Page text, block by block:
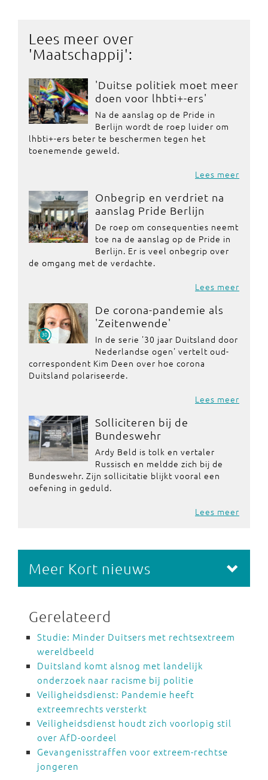
Lees meer over
'Maatschappij':
'Duitse politiek moet meer
doen voor lhbti+-ers'
Na de aanslag op de Pride in
Berlijn wordt de roep luider om
lhbti+-ers beter te beschermen tegen het
toenemende geweld.
Lees meer
Onbegrip en verdriet na
aanslag Pride Berlijn
De roep om consequenties neemt
toe na de aanslag op de Pride in
Berlijn. Er is veel onbegrip over
de omgang met de verdachte.
Lees meer
De corona-pandemie als
'Zeitenwende'
In de serie '30 jaar Duitsland door
Nederlandse ogen' vertelt oud-
correspondent Kim Deen over hoe corona
Duitsland polariseerde.
Lees meer
Solliciteren bij de
Bundeswehr
Ardy Beld is tolk en vertaler
Russisch en meldde zich bij de
Bundeswehr. Zijn sollicitatie blijkt vooral een
oefening in geduld.
Lees meer
Meer Kort nieuws
Gerelateerd
Studie: Minder Duitsers met rechtsextreem
wereldbeeld
Duitsland komt alsnog met landelijk
onderzoek naar racisme bij politie
Veiligheidsdienst: Pandemie heeft
extreemrechts versterkt
Veiligheidsdienst houdt zich voorlopig stil
over AfD-oordeel
Gevangenisstraffen voor extreem-rechtse
jongeren